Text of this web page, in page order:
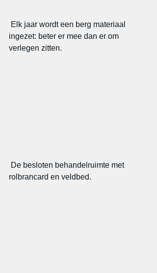
ingezet: beter er mee dan er om
verlegen zitten.
rolbrancard en veldbed.